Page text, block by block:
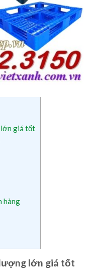
lớn giá tốt
hàng
lớn giá tốt